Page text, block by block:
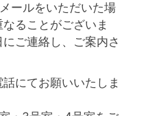
ールをいただいた場
ることがございま
ご連絡し、ご案内さ
にてお願いいたしま